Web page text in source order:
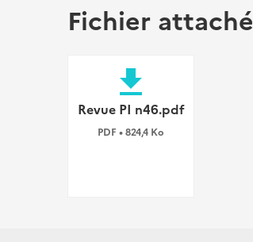
Fichier attaché
file_download
Revue PI n46.pdf
PDF • 824,4 Ko